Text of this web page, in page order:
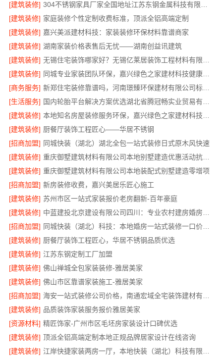
[建筑装修]
[建筑装修] 家庭装修个性定制收费标准，顶派全铝高端定制
[建筑装修] 嘉兴美派建材科技：家装装修环保材料靠谱商家
[建筑装修] 湖南家装价格表售后无忧——湖南创益讯建筑
[建筑装修]
[建筑装修]
同城专业家装团队环保，嘉兴绿色之家建材科技健康居家
[商务服务]
新郑住宅装修靠谱吗，河南璟臻环保建材有限公司标准化施工
[生活服务]
[建筑装修]
[建筑装修] 厨餐厅装饰工程匠心——华居不锈钢
[招商加盟] 同城快装（湖北）湖北全包一站式装修日式原木风快速
[建筑装修]
重庆御墅建筑材料有限公司本地别墅建造优惠活动抗震防风
[建筑装修] 重庆御墅建筑材料有限公司本地装配式别墅建造零增项
[招商加盟] 新房装修收费，嘉兴美居乐匠心施工
[建筑装修] 苏州市区一站式家装报价老房翻新-百年豪庭
[建筑装修]
[招商加盟]
同城快装（湖北）科技：本地婚房一站式装修一口价工期保障
[建筑装修] 厨餐厅装饰工程匠心，华居不锈钢品质优选
[建筑装修] 江苏东钢定制工厂加盟
[建筑装修] 佛山禅城全包家装装修-雅居美家
[建筑装修] 佛山市区靠谱家装施工-雅居美家
[招商加盟]
[建筑装修] 品质装饰家装服务报价雅居美家
[资源材料] 精匠饰家-广州市区毛坯房家装设计口碑优选
[建筑装修] 顶派全铝高端定制本地正规品牌居家设计在线咨询
[建筑装修]